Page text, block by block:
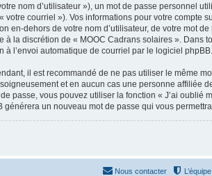
nom d’utilisateur »), un mot de passe personnel
courriel »). Vos informations pour votre compte
dehors de votre nom d’utilisateur, de votre mot
la discrétion de « MOOC Cadrans solaires ». Dans
l’envoi automatique de courriel par le logiciel phpBB.
il est recommandé de ne pas utiliser le même
et en aucun cas une personne affiliée
passe, vous pouvez utiliser la fonction « J’ai
un nouveau mot de passe qui vous
Nous contacter